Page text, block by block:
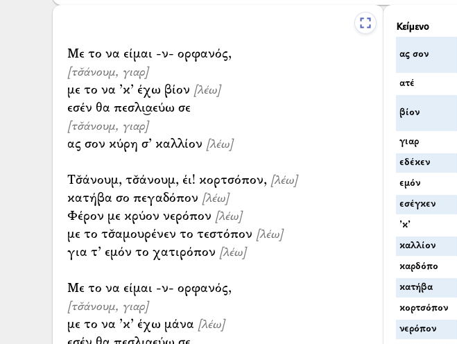
[τσ̌άνουμ, γιαρ]
με το να ’κ’ έχω βίον [λέω]
[τσ̌άνουμ, γιαρ]
ας σον κύρη σ’ καλλίον [λέω]
Τσ̌άνουμ, τσ̌άνουμ, έι! κορτσόπον, [λέω]
κατήβα σο πεγαδόπον [λέω]
Φέρον με κρύον νερόπον [λέω]
με το τσ̌αμουρένεν το τεστόπον [λέω]
για τ’ εμόν το χατιρόπον [λέω]
[τσ̌άνουμ, γιαρ]
με το να ’κ’ έχω μάνα [λέω]
Κείμενο
ας σον
ατέ
βίον
γιαρ
εδέκεν
εμόν
εσέγκεν
’κ’
καλλίον
καρδόπο
κατήβα
κορτσόπον
νερόπον